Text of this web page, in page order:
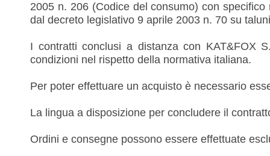
2005 n. 206 (Codice del consumo) con
dal decreto legislativo 9 aprile 2003 n. 70 su
I contratti conclusi a distanza con KAT&FOX
condizioni nel rispetto della normativa italiana.
Per poter effettuare un acquisto è necessario
La lingua a disposizione per concludere il
Ordini e consegne possono essere effettuate